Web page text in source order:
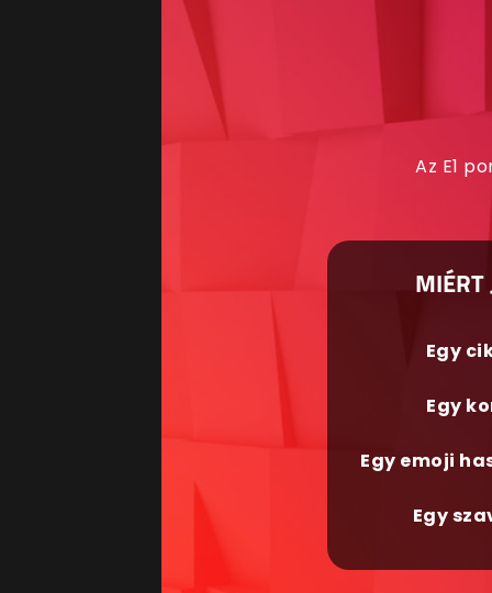
Az E1
MIÉRT
Egy
Egy
Egy emoji
Egy